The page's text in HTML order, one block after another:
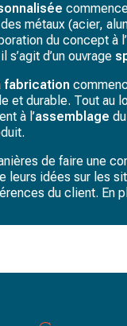
métaux (acier,
du concept à
d’un ouvrage
fabrication
et durable. Tout au
à l’assemblage
de faire une
leurs idées sur les
du client. En